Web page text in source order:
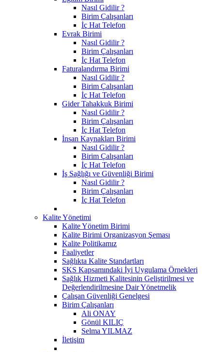
Nasıl Gidilir ?
Birim Çalışanları
İç Hat Telefon
Evrak Birimi
Nasıl Gidilir ?
Birim Çalışanları
İç Hat Telefon
Faturalandırma Birimi
Nasıl Gidilir ?
Birim Çalışanları
İç Hat Telefon
Gider Tahakkuk Birimi
Nasıl Gidilir ?
Birim Çalışanları
İç Hat Telefon
İnsan Kaynakları Birimi
Nasıl Gidilir ?
Birim Çalışanları
İç Hat Telefon
İş Sağlığı ve Güvenliği Birimi
Nasıl Gidilir ?
Birim Çalışanları
İç Hat Telefon
Kalite Yönetimi
Kalite Yönetim Birimi
Kalite Birimi Organizasyon Şeması
Kalite Politikamız
Faaliyetler
Sağlıkta Kalite Standartları
SKS Kapsamındaki İyi Uygulama Örnekleri
Sağlık Hizmeti Kalitesinin Geliştirilmesi ve
Değerlendirilmesine Dair Yönetmelik
Çalışan Güvenliği Genelgesi
Birim Çalışanları
Ali ONAY
Gönül KILIÇ
Selma YILMAZ
İletişim